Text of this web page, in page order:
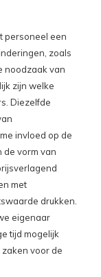
personeel een
zoals
noodzaak van
zijn welke
Diezelfde
invloed op de
de vorm van
met
drukken.
eigenaar
tijd mogelijk
voor de